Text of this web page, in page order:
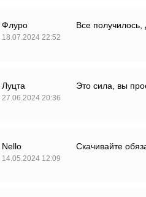
Флуро
18.07.2024 22:52
Все получилось,
Луцта
27.06.2024 20:36
Это сила, вы
Nello
14.05.2024 12:09
Скачивайте